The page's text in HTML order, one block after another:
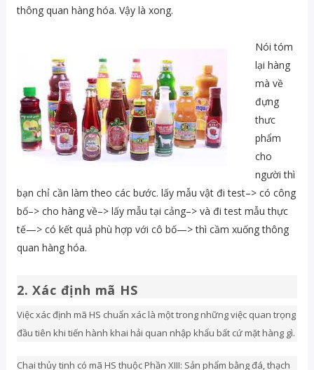
thông quan hàng hóa. Vậy là xong.
Nói tóm
lại hàng
mà về
đựng
thưc
phẩm
cho
người thì
bạn chỉ cần làm theo các bước. lấy mẫu vật đi test–> có công
bố–> cho hàng về–> lấy mẫu tại cảng–> và đi test mẫu thực
tế—> có kết quả phù hợp với cô bố—> thì cầm xuống thông
quan hàng hóa.
2. Xác định mã HS
Việc xác định mã HS chuẩn xác là một trong những việc quan trọng
đầu tiên khi tiến hành khai hải quan nhập khẩu bất cứ mặt hàng gì.
Chai thủy tinh có mã HS thuộc Phần XIII: Sản phẩm bằng đá, thạch